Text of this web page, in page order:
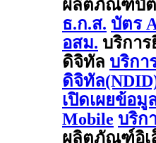
ผลิตภัณฑ์บัต
ธ.ก.ส. บัตร
อสม. บริกา
ดิจิทัล บริกา
ดิจิทัล
เปิดเผยข้อ
Mobile บริก
ผลิตภัณฑ์อิเ